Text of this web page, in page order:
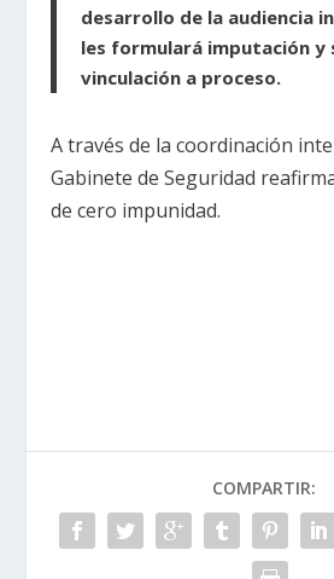
desarrollo de la audiencia
les formulará imputación y
vinculación a proceso.
A través de la coordinación
Gabinete de Seguridad
de cero impunidad.
COMPARTIR: